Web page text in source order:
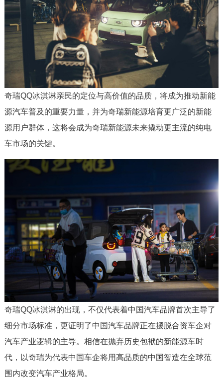
奇瑞QQ冰淇淋亲民的定位与高价值的品质，将成为推动新能
源汽车普及的重要力量，并为奇瑞新能源培育更广泛的新能
源用户群体，这将会成为奇瑞新能源未来撬动更主流的纯电
车市场的关键。
奇瑞QQ冰淇淋的出现，不仅代表着中国汽车品牌首次主导了
细分市场标准，更证明了中国汽车品牌正在摆脱合资车企对
汽车产业逻辑的主导。相信在抛弃历史包袱的新能源车时
代，以奇瑞为代表中国车企将用高品质的中国智造在全球范
围内改变汽车产业格局。